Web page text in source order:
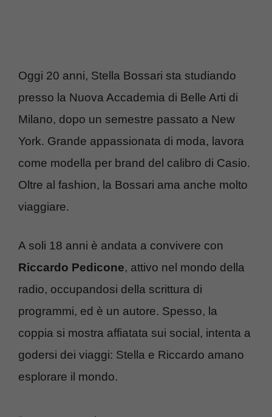
Oggi 20 anni, Stella Bossari sta studiando
presso la Nuova Accademia di Belle Arti di
Milano, dopo un semestre passato a New
York. Grande appassionata di moda, lavora
come modella per brand del calibro di Casio.
Oltre al fashion, la Bossari ama anche molto
viaggiare.
A soli 18 anni è andata a convivere con
Riccardo Pedicone, attivo nel mondo della
radio, occupandosi della scrittura di
programmi, ed è un autore. Spesso, la
coppia si mostra affiatata sui social, intenta a
godersi dei viaggi: Stella e Riccardo amano
esplorare il mondo.